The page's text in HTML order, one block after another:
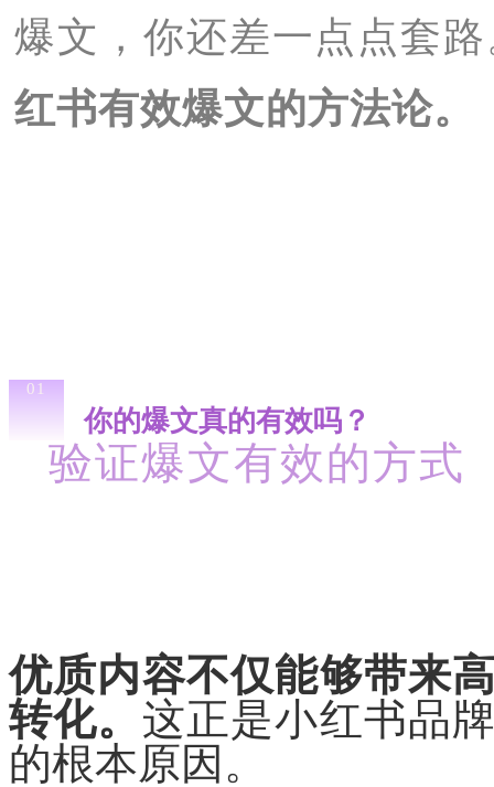
爆文，你还差一点点套
红书有效爆文的方法论。
01
你的爆文真的有效吗？
验证爆文有效的方式
优质内容不仅能够带来
转化。 这正是小红书品
的根本原因。